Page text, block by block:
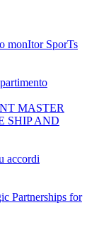
monItor SporTs
MASTER
SHIP AND
accordi
Partnerships for